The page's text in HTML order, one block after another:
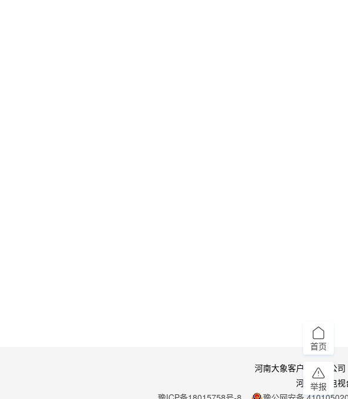
河南大象客户端有限公
河南广播电
首页
举报